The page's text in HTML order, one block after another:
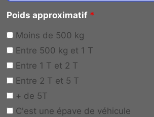
Poids approximatif *
Moins de 500 kg
Entre 500 kg et 1 T
Entre 1 T et 2 T
Entre 2 T et 5 T
+ de 5T
C'est une épave de véhicule